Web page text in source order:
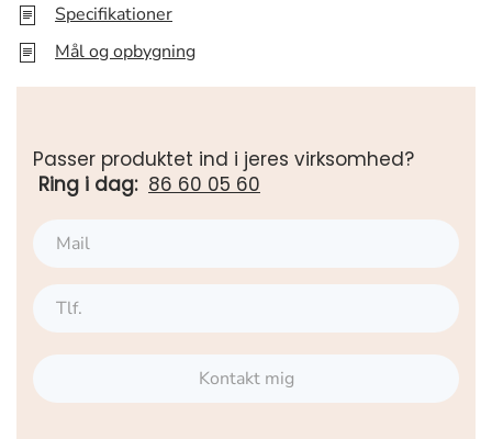
Specifikationer
Mål og opbygning
Passer produktet ind i jeres virksomhed?
Ring i dag: 86 60 05 60
Kontakt mig